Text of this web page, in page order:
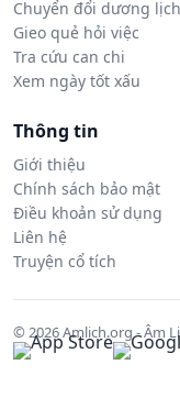
Chuyển đổi dương
Gieo quẻ hỏi việc
Tra cứu can chi
Xem ngày tốt xấu
Thông tin
Giới thiệu
Chính sách bảo mật
Điều khoản sử dụng
Liên hệ
Truyện cổ tích
© 2026 Amlich.org - Âm